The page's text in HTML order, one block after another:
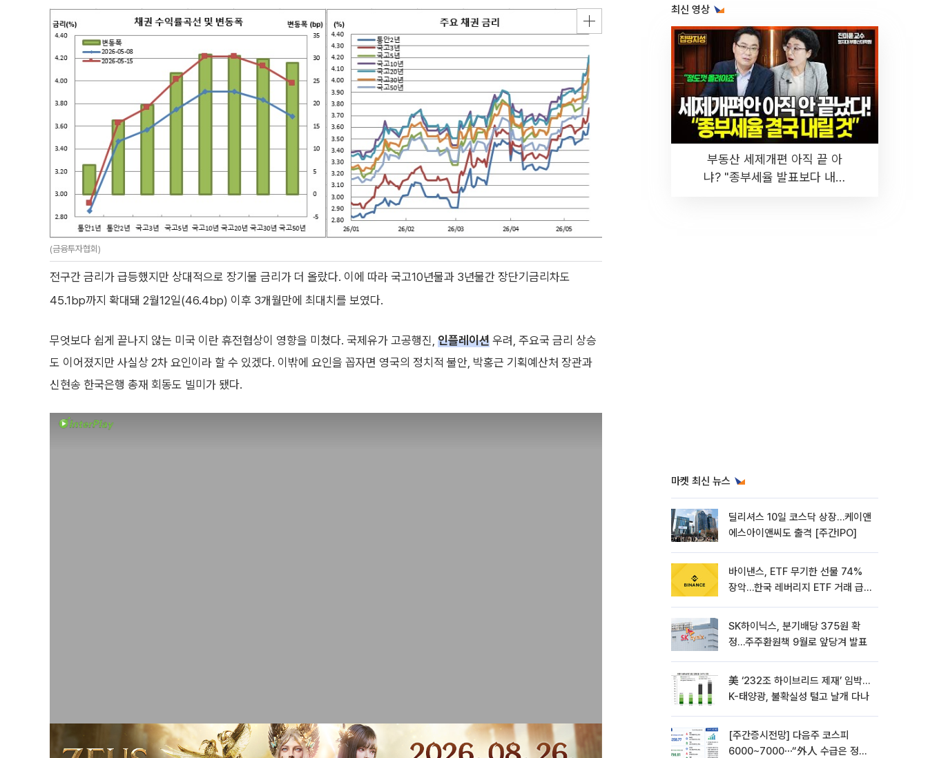
(금융투자협회)
전구간 금리가 급등했지만 상대적으로 장기물 금리가 더 올랐다. 이에 따라 국고10년물과 3년물간 장단기금리차도
45.1bp까지 확대돼 2월12일(46.4bp) 이후 3개월만에 최대치를 보였다.
무엇보다 쉽게 끝나지 않는 미국 이란 휴전협상이 영향을 미쳤다. 국제유가 고공행진, 인플레이션 우려, 주요국 금리 상승
도 이어졌지만 사실상 2차 요인이라 할 수 있겠다. 이밖에 요인을 꼽자면 영국의 정치적 불안, 박홍근 기획예산처 장관과
신현송 한국은행 총재 회동도 빌미가 됐다.
최신 영상
부동산 세제개편 아직 끝 아
냐? "종부세율 발표보다 내릴
마켓 최신 뉴스
딜리셔스 10일 코스닥 상장…케이앤
에스아이앤씨도 출격 [주간IPO]
바이낸스, ETF 무기한 선물 74%
장악…한국 레버리지 ETF 거래 급
SK하이닉스, 분기배당 375원 확
정…주주환원책 9월로 앞당겨 발표
美 ‘232조 하이브리드 제재’ 임박…
K-태양광, 불확실성 털고 날개 다나
[주간증시전망] 다음주 코스피
6000~7000⋯“外人 수급은 정책